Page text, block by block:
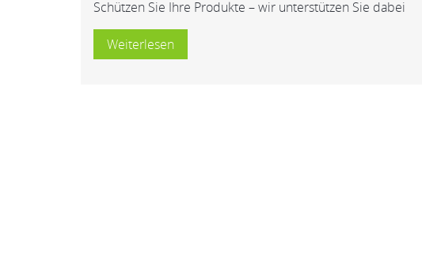
Schützen Sie Ihre Produkte – wir unterstützen Sie dabei
Weiterlesen